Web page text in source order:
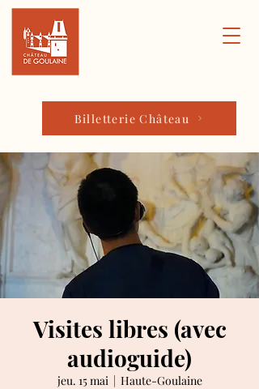
Billetterie Château
Visites libres (avec
audioguide)
jeu. 15 mai
  |
Haute-Goulaine